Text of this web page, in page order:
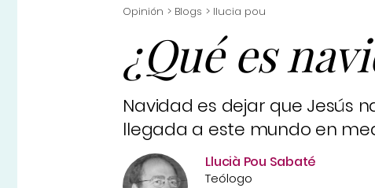
Opinión Blogs llucia pou
¿Qué es
Navidad es dejar que Jesús
llegada a este mundo en
Llucià Pou Sabaté
Teólogo